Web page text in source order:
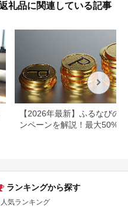
礼品に関連している記事
【2026年最新】ふるなびの
ンペーンを解説！最大50%還
ランキングから探す
人気ランキング